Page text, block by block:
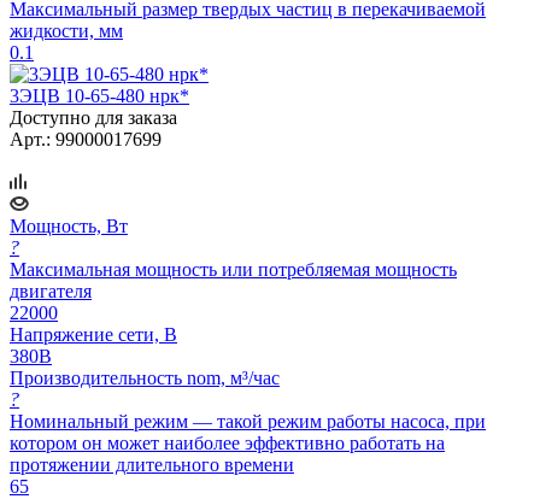
Максимальный размер твердых частиц в перекачиваемой
жидкости, мм
0.1
3ЭЦВ 10-65-480 нрк*
Доступно для заказа
Арт.: 99000017699
Мощность, Вт
?
Максимальная мощность или потребляемая мощность
двигателя
22000
Напряжение сети, В
380В
Производительность nom, м³/час
?
Номинальный режим — такой режим работы насоса, при
котором он может наиболее эффективно работать на
протяжении длительного времени
65